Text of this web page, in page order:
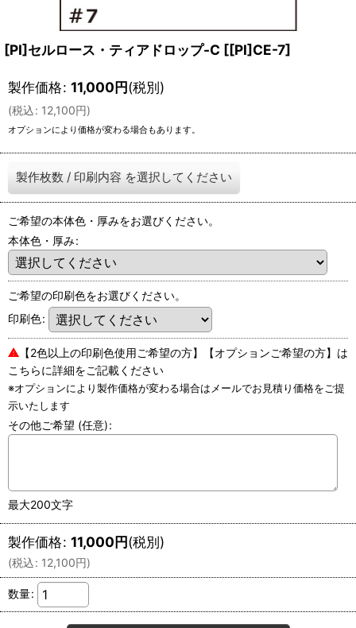
[PI]セルロース・ティアドロップ-C [[PI]CE-7]
製作価格: 11,000円(税別)
(税込: 12,100円)
オプションにより価格が変わる場合もあります。
製作枚数 / 印刷内容 を選択してください
ご希望の本体色・厚みをお選びください。
本体色・厚み:
ご希望の印刷色をお選びください。
印刷色:
⚠ 【2色以上の印刷色使用ご希望の方】【オプションご希望の方】は
こちらに詳細をご記載ください
※オプションにより製作価格が変わる場合はメールでお見積り価格をご提
示いたします
その他ご希望 (任意):
最大200文字
製作価格: 11,000円(税別)
(税込: 12,100円)
数量: